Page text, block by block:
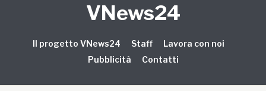
VNews24
Il progetto VNews24 Staff
Lavora con noi
Pubblicità
Contatti